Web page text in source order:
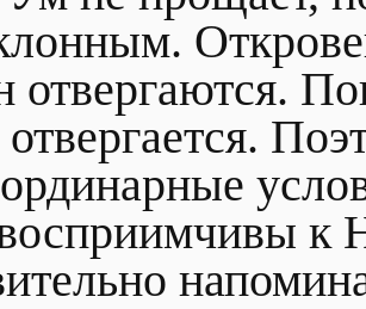
отвергаются.
отвергается.
к